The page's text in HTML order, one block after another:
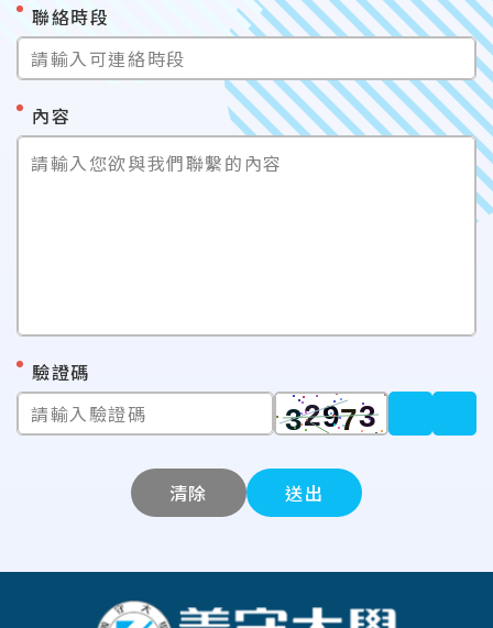
聯絡時段
*
請輸入可連絡時段
內容
*
請輸入您欲與我們聯繫的內容
驗證碼
*
請輸入驗證碼
清除 送出